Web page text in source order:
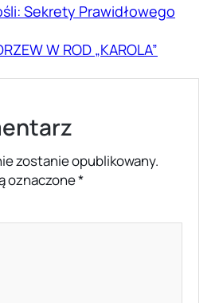
Sekrety Prawidłowego
W ROD „KAROLA”
zostanie opublikowany.
oznaczone*